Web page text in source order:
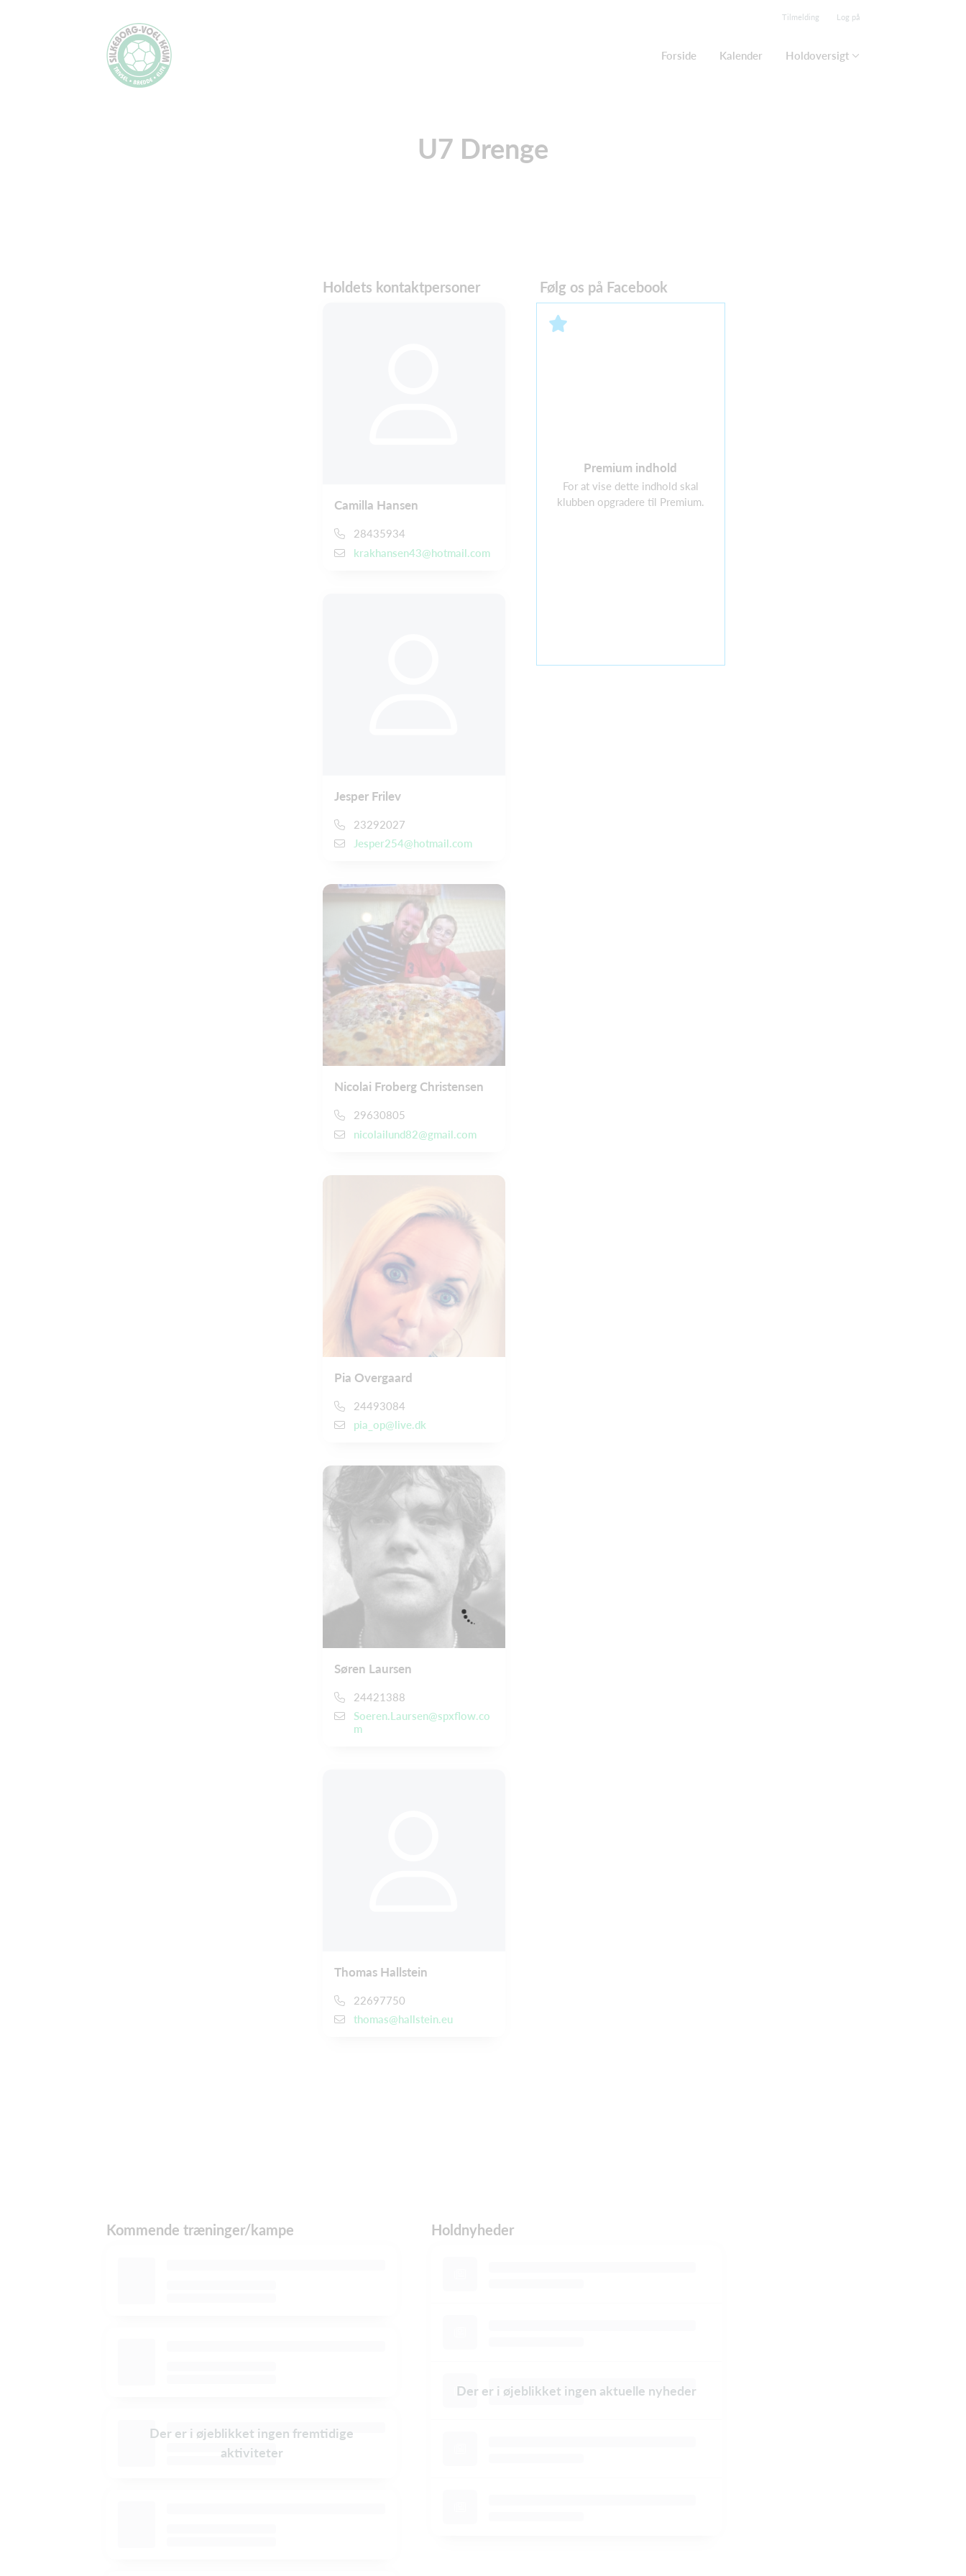
Tilmelding Log på
Forside Kalender Holdoversigt
U7 Drenge
Holdets kontaktpersoner
Camilla Hansen
28435934
krakhansen43@hotmail.com
Jesper Frilev
23292027
Jesper254@hotmail.com
Nicolai Froberg Christensen
29630805
nicolailund82@gmail.com
Pia Overgaard
24493084
pia_op@live.dk
Søren Laursen
24421388
Soeren.Laursen@spxflow.co
m
Thomas Hallstein
22697750
thomas@hallstein.eu
Følg os på Facebook
Premium indhold
For at vise dette indhold skal
klubben opgradere til Premium.
Kommende træninger/kampe
Der er i øjeblikket ingen fremtidige
aktiviteter
Holdnyheder
Der er i øjeblikket ingen aktuelle nyheder